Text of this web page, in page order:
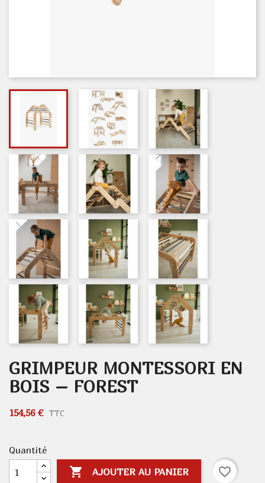
GRIMPEUR MONTESSORI EN
BOIS – FOREST
154,56 € TTC
Quantité
 AJOUTER AU PANIER favorite_border